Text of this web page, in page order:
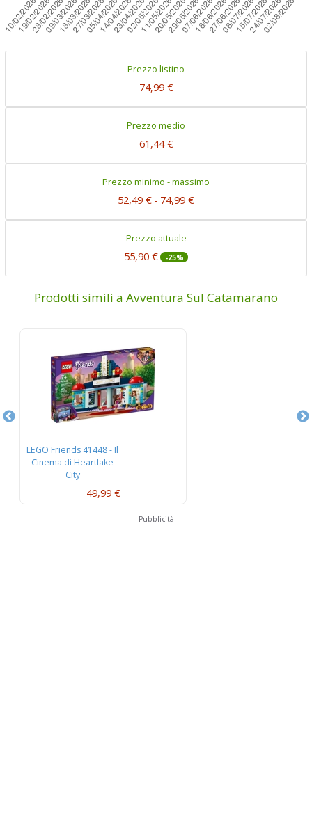
Prezzo listino
74,99 €
Prezzo medio
61,44 €
Prezzo minimo - massimo
52,49 € - 74,99 €
Prezzo attuale
55,90 € -25%
Prodotti simili a Avventura Sul Catamarano
LEGO Friends 41448 - Il
Cinema di Heartlake
City
49,99 €
Pubblicità